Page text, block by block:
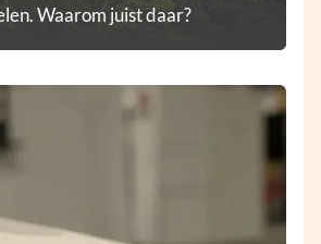
Waarom juist daar?